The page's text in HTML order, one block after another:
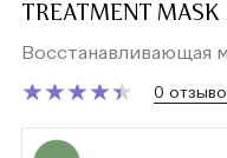
TREATMENT MASK
Восстанавливающая
★
★★
★★
★★
★★
★ 0